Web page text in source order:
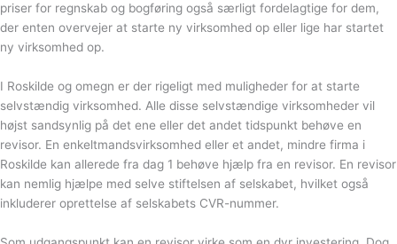
priser for regnskab og bogføring også særligt fordelagtige for dem,
der enten overvejer at starte ny virksomhed op eller lige har startet
ny virksomhed op.
I Roskilde og omegn er der rigeligt med muligheder for at starte
selvstændig virksomhed. Alle disse selvstændige virksomheder vil
højst sandsynlig på det ene eller det andet tidspunkt behøve en
revisor. En enkeltmandsvirksomhed eller et andet, mindre firma i
Roskilde kan allerede fra dag 1 behøve hjælp fra en revisor. En revisor
kan nemlig hjælpe med selve stiftelsen af selskabet, hvilket også
inkluderer oprettelse af selskabets CVR-nummer.